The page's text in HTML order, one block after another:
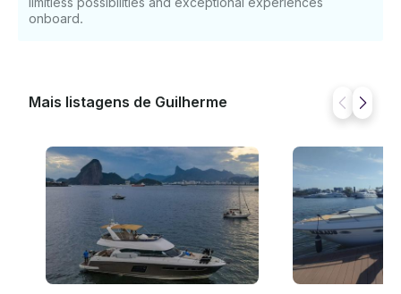
onboard.
Mais listagens de Guilherme